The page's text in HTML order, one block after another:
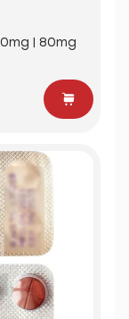
| 80mg